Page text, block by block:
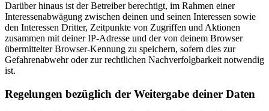
Darüber hinaus ist der Betreiber berechtigt, im Rahmen einer
Interessenabwägung zwischen deinen und seinen Interessen sowie
den Interessen Dritter, Zeitpunkte von Zugriffen und Aktionen
zusammen mit deiner IP-Adresse und der von deinem Browser
übermittelter Browser-Kennung zu speichern, sofern dies zur
Gefahrenabwehr oder zur rechtlichen Nachverfolgbarkeit notwendig
ist.
Regelungen bezüglich der Weitergabe deiner Daten